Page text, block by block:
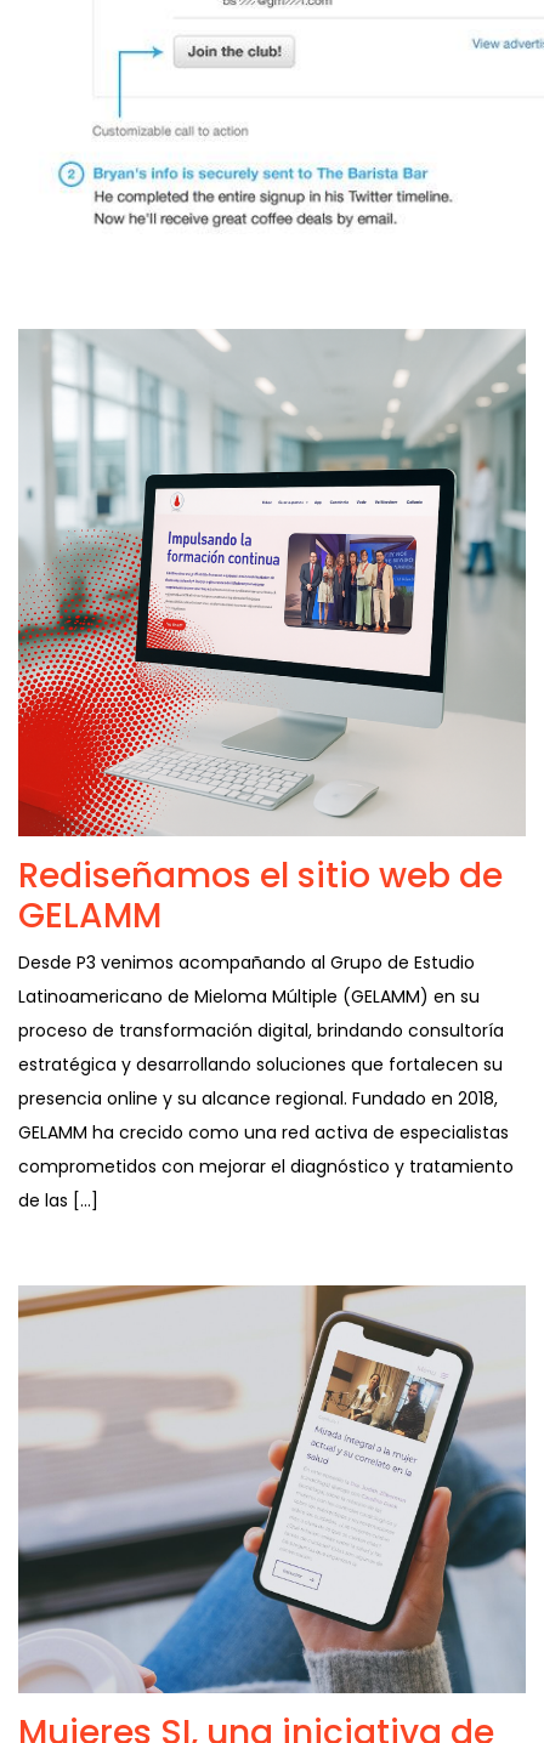
Rediseñamos el sitio web de
GELAMM
Desde P3 venimos acompañando al Grupo de Estudio
Latinoamericano de Mieloma Múltiple (GELAMM) en su
proceso de transformación digital, brindando consultoría
estratégica y desarrollando soluciones que fortalecen su
presencia online y su alcance regional. Fundado en 2018,
GELAMM ha crecido como una red activa de especialistas
comprometidos con mejorar el diagnóstico y tratamiento
de las […]
Mujeres SI, una iniciativa de